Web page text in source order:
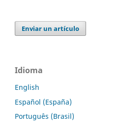
Enviar un artículo
Idioma
English
Español (España)
Português (Brasil)